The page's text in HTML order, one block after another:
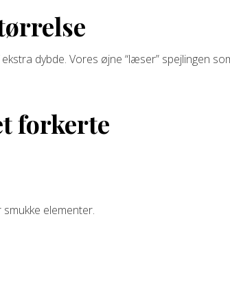
dybde. Vores øjne “læser” spejlingen
forkerte
elementer.